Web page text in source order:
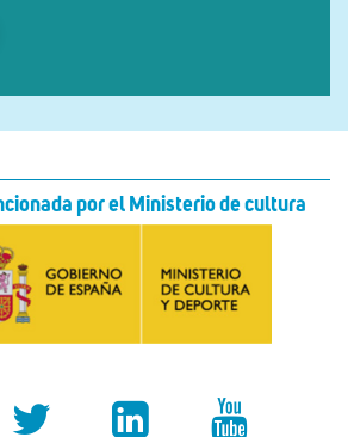
por el Ministerio de cultura